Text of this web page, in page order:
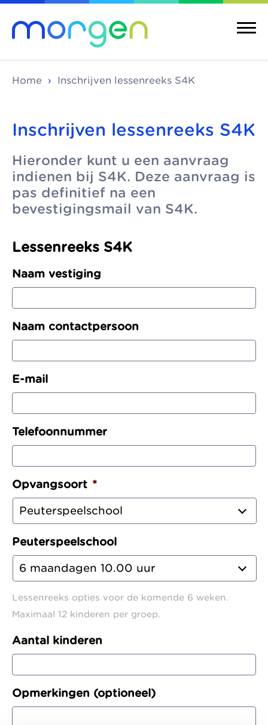
Over ons
Morgen is de
koepel van
toonaangevende
kinderopvang-
Haag, Rijswijk en
Delft. We werken
morgen.
Over ons
kinderopvang
Samenwerkingen
Merken
Morgen bestaat uit
verschillende
kinderopvangmerken
en kindcentra, die
van kinderopvang
aanbieden.
Allemaal vanuit
Merken
Integrale
Home › Inschrijven lessenreeks S4K
Inschrijven lessenreeks S4K
Hieronder kunt u een aanvraag
indienen bij S4K. Deze aanvraag is
pas definitief na een
bevestigingsmail van S4K.
Lessenreeks S4K
Naam vestiging
Naam contactpersoon
E-mail
Telefoonnummer
Opvangsoort *
Peuterspeelschool
Lessenreeks opties voor de komende 6 weken.
Maximaal 12 kinderen per groep.
Aantal kinderen
Opmerkingen (optioneel)